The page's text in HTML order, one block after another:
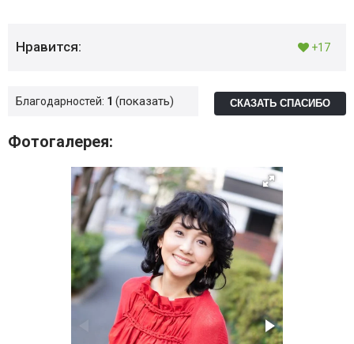
Нравится: +17
Благодарностей: 1 показать СКАЗАТЬ СПАСИБО
Фотогалерея: